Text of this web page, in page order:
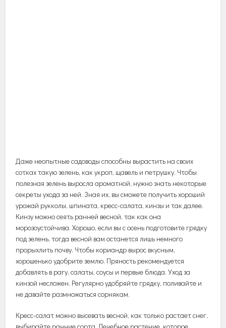
Даже неопытные садоводы способны вырастить на своих
сотках такую зелень, как укроп, щавель и петрушку. Чтобы
полезная зелень выросла ароматной, нужно знать некоторые
секреты ухода за ней. Зная их, вы сможете получить хороший
урожай рукколы, шпината, кресс-салата, кинзы и так далее.
Кинзу можно сеять ранней весной, так как она
морозоустойчива. Хорошо, если вы с осень подготовите грядку
под зелень, тогда весной вам останется лишь немного
прорыхлить почву. Чтобы кориандр вырос вкусным,
хорошенько удобрите землю. Пряность рекомендуется
добавлять в рагу, салаты, соусы и первые блюда. Уход за
кинзой несложен. Регулярно удобряйте грядку, поливайте и
не давайте размножаться сорнякам.
Кресс-салат можно высевать весной, как только растает снег,